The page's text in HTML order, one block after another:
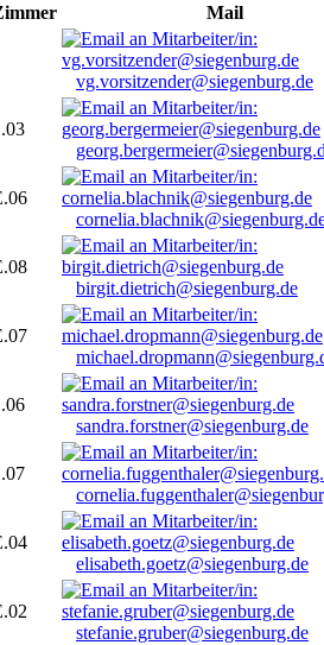
Mail
vg.vorsitzender@siegenburg.de
birgit.dietrich@siegenburg.de
sandra.forstner@siegenburg.de
elisabeth.goetz@siegenburg.de
stefanie.gruber@siegenburg.de